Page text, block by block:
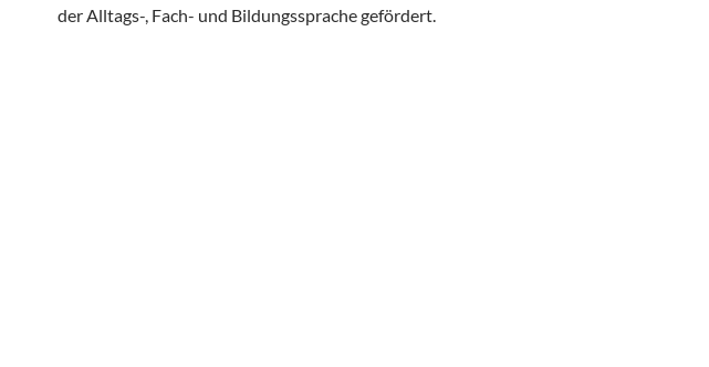
der Alltags-, Fach- und Bildungssprache gefördert.